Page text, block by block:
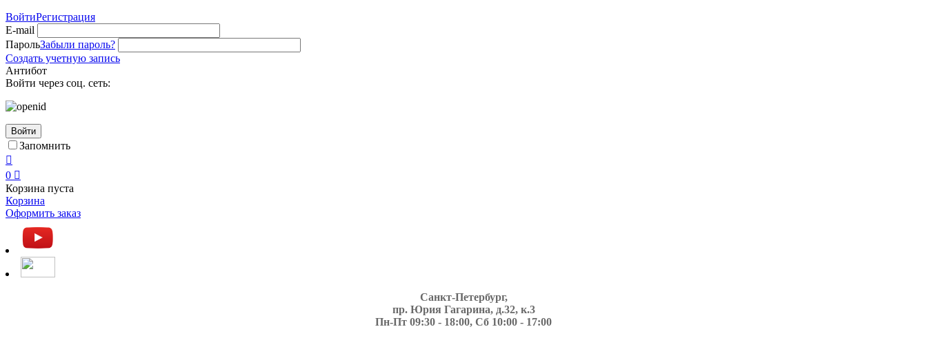
ВойтиРегистрация
E-mail
ПарольЗабыли пароль?
Создать учетную запись
Антибот
Войти через соц. сеть:
Войти
Запомнить

0 
Корзина пуста
Корзина
Оформить заказ
Санкт-Петербург,
пр. Юрия Гагарина, д.32, к.3
Пн-Пт 09:30 - 18:00, Сб 10:00 - 17:00